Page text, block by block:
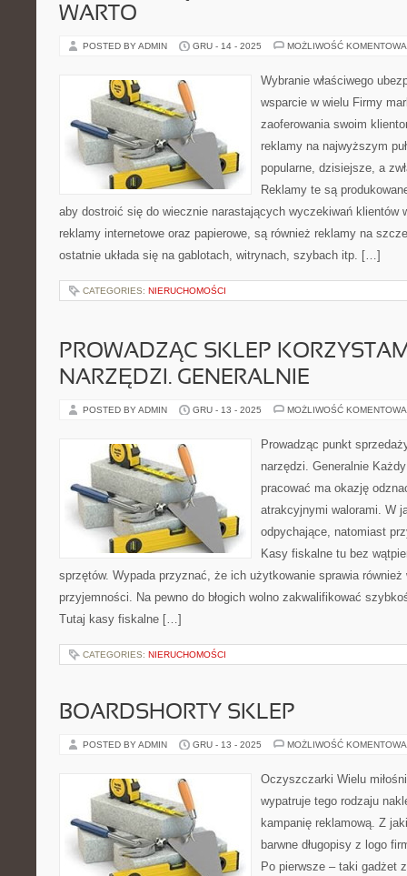
WARTO
POSTED BY ADMIN GRU - 14 - 2025 MOŻLIWOŚĆ
Wybranie właściwego
wsparcie w wielu Firmy
zaoferowania swoim
reklamy na najwyższym
popularne, dzisiejsze, a
Reklamy te są
aby dostroić się do wiecznie narastających wyczekiwań klientów
reklamy internetowe oraz papierowe, są również reklamy na
ostatnie układa się na gablotach, witrynach, szybach itp. […]
CATEGORIES: NIERUCHOMOŚCI
PROWADZĄC SKLEP
NARZĘDZI. GENERALNIE
POSTED BY ADMIN GRU - 13 - 2025 MOŻLIWOŚĆ
Prowadząc punkt
narzędzi. Generalnie
pracować ma okazję
atrakcyjnymi walorami. W
odpychające, natomiast
Kasy fiskalne tu bez
sprzętów. Wypada przyznać, że ich użytkowanie sprawia również
przyjemności. Na pewno do błogich wolno zakwalifikować
Tutaj kasy fiskalne […]
CATEGORIES: NIERUCHOMOŚCI
BOARDSHORTY SKLEP
POSTED BY ADMIN GRU - 13 - 2025 MOŻLIWOŚĆ
Oczyszczarki Wielu
wypatruje tego rodzaju
kampanię reklamową. Z
barwne długopisy z logo
Po pierwsze – taki gadżet